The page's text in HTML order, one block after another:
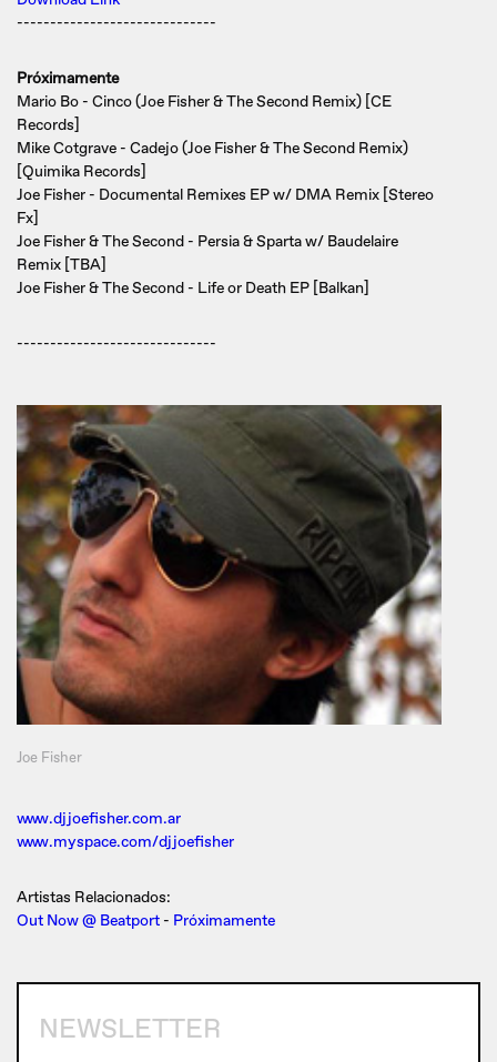
------------------------------
Próximamente
Mario Bo - Cinco (Joe Fisher & The Second Remix) [CE
Records]
Mike Cotgrave - Cadejo (Joe Fisher & The Second Remix)
[Quimika Records]
Joe Fisher - Documental Remixes EP w/ DMA Remix [Stereo
Fx]
Joe Fisher & The Second - Persia & Sparta w/ Baudelaire
Remix [TBA]
Joe Fisher & The Second - Life or Death EP [Balkan]
------------------------------
Joe Fisher
www.djjoefisher.com.ar
www.myspace.com/djjoefisher
Artistas Relacionados:
Out Now @ Beatport - Próximamente
NEWSLETTER